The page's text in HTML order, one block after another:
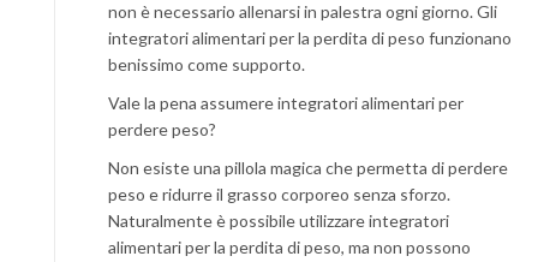
non è necessario allenarsi in palestra ogni giorno. Gli
integratori alimentari per la perdita di peso funzionano
benissimo come supporto.
Vale la pena assumere integratori alimentari per
perdere peso?
Non esiste una pillola magica che permetta di perdere
peso e ridurre il grasso corporeo senza sforzo.
Naturalmente è possibile utilizzare integratori
alimentari per la perdita di peso, ma non possono